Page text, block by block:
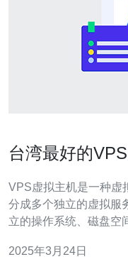
台湾最好的
VPS虚拟主机是一种虚
分成多个独立的虚拟服
立的操作系统、磁盘空
控制自己的服务器。 台湾作为一个互联网发达的地区，拥
2025年3月24日